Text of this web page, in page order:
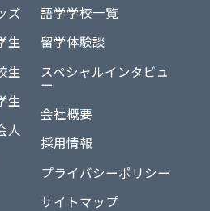
ズ
生
生
生
人
語学学校一覧
留学体験談
スペシャルインタビュ
ー
会社概要
採用情報
プライバシーポリシー
サイトマップ